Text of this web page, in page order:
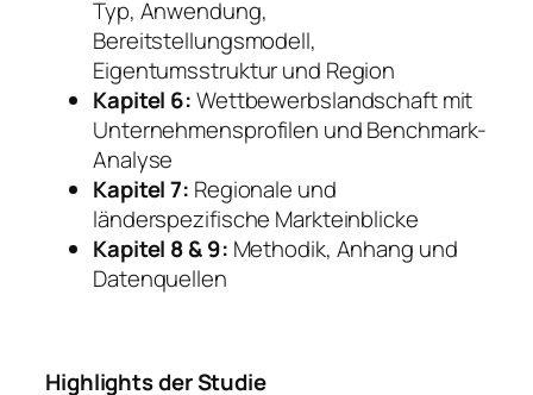
Typ, Anwendung,
Bereitstellungsmodell,
Eigentumsstruktur und Region
Kapitel 6:Wettbewerbslandschaft mit
Unternehmensprofilen und Benchmark-
Analyse
Kapitel 7: Regionale und
länderspezifische Markteinblicke
Kapitel 8 & 9: Methodik, Anhang und
Datenquellen
Highlights der Studie